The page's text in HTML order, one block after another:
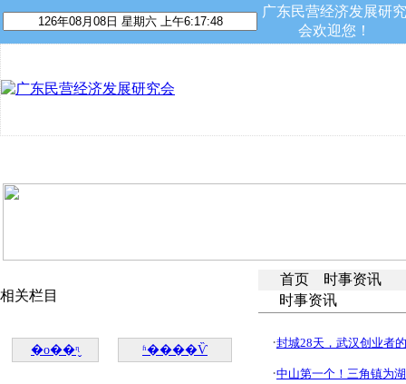
广东民营经济发展研究
会欢迎您！
相关栏目
�о��ᶯ̬ ʱ����Ѷ
首页
时事资讯
时事资讯
·封城28天，武汉创业者
·中山第一个！三角镇为